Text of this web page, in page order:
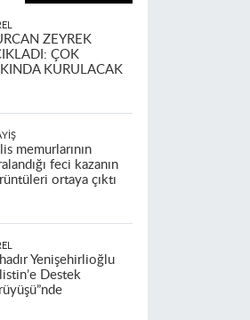
ZEYREK
ÇOK
KURULACAK
memurlarının
feci kazanın
ortaya çıktı
Yenişehirlioğlu
Destek